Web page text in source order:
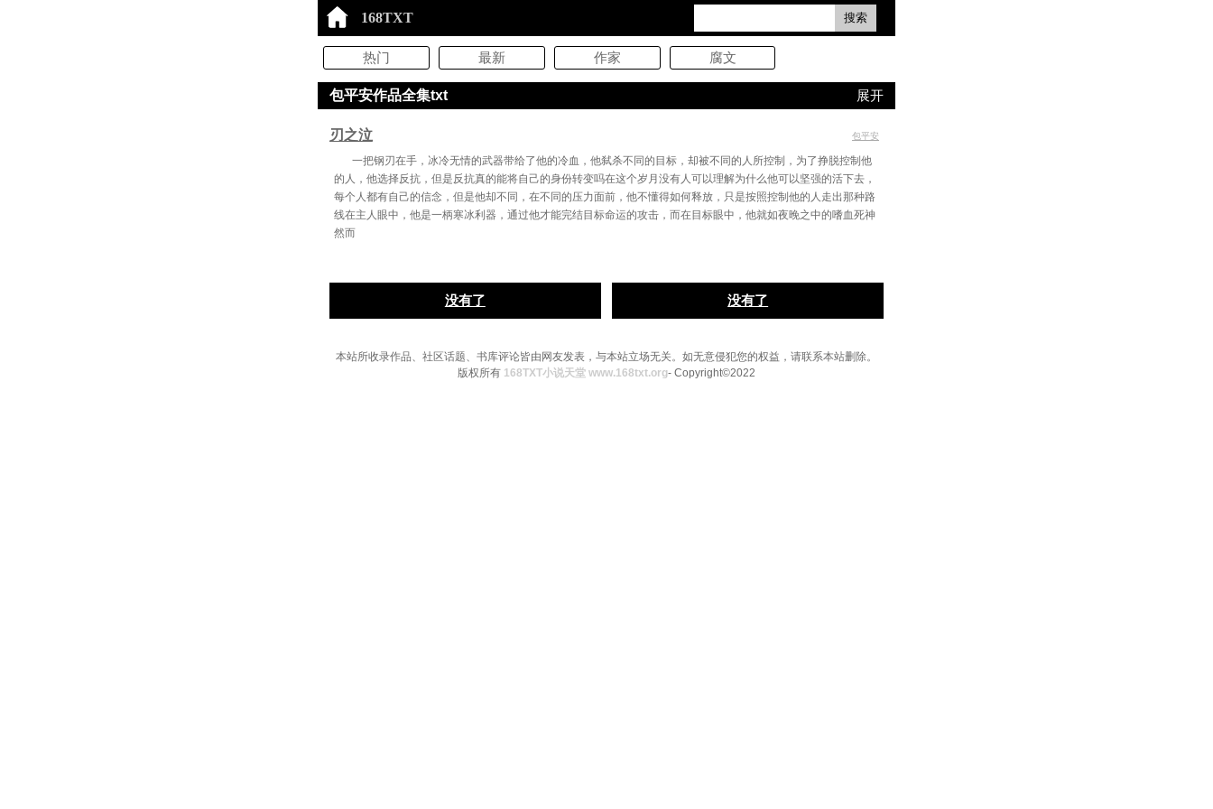
168TXT 搜索
热门 最新 作家 腐文
包平安作品全集txt 展开
刃之泣 包平安
一把钢刃在手，冰冷无情的武器带给了他的冷血，他弑杀不同的目标，却被不同的人所控制，为了挣脱控制他
的人，他选择反抗，但是反抗真的能将自己的身份转变吗在这个岁月没有人可以理解为什么他可以坚强的活下去，
每个人都有自己的信念，但是他却不同，在不同的压力面前，他不懂得如何释放，只是按照控制他的人走出那种路
线在主人眼中，他是一柄寒冰利器，通过他才能完结目标命运的攻击，而在目标眼中，他就如夜晚之中的嗜血死神
然而
没有了 没有了
本站所收录作品、社区话题、书库评论皆由网友发表，与本站立场无关。如无意侵犯您的权益，请联系本站删除。
版权所有 168TXT小说天堂 www.168txt.org- Copyright©2022